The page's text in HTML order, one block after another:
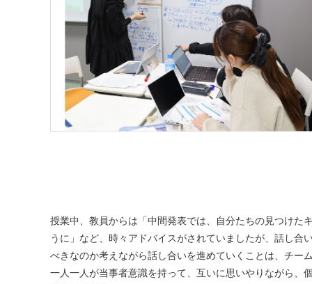
授業中、教員からは「中間発表では、自分たちの見つけた
うに」など、時々アドバイスがされていましたが、話し
べきなのか考えながら話し合いを進めていくことは、チー
一人一人が当事者意識を持って、互いに思いやりながら、